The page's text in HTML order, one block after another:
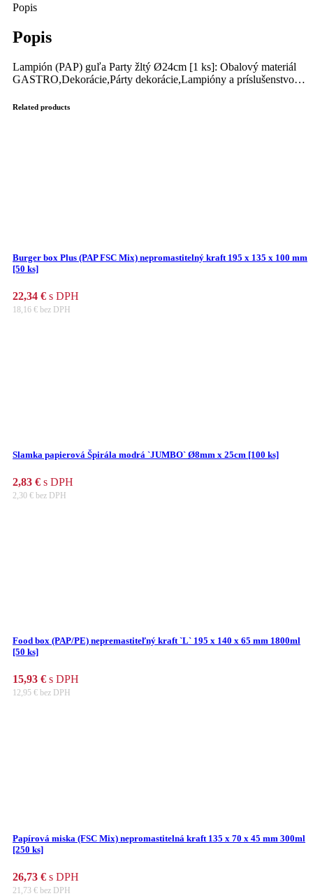
Popis
Popis
Lampión (PAP) guľa Party žltý Ø24cm [1 ks]: Obalový materiál
GASTRO,Dekorácie,Párty dekorácie,Lampióny a príslušenstvo…
Related products
Burger box Plus (PAP FSC Mix) nepromastitelný kraft 195 x 135 x 100 mm
[50 ks]
22,34 € s DPH
18,16 € bez DPH
Slamka papierová Špirála modrá `JUMBO` Ø8mm x 25cm [100 ks]
2,83 € s DPH
2,30 € bez DPH
Food box (PAP/PE) nepremastiteľný kraft `L` 195 x 140 x 65 mm 1800ml
[50 ks]
15,93 € s DPH
12,95 € bez DPH
Papírová miska (FSC Mix) nepromastitelná kraft 135 x 70 x 45 mm 300ml
[250 ks]
26,73 € s DPH
21,73 € bez DPH